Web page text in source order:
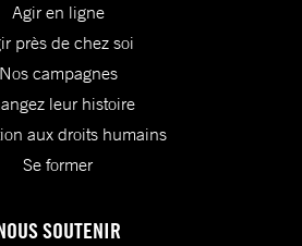
Agir en ligne
près de chez soi
Nos campagnes
leur histoire
aux droits humains
Se former
SOUTENIR